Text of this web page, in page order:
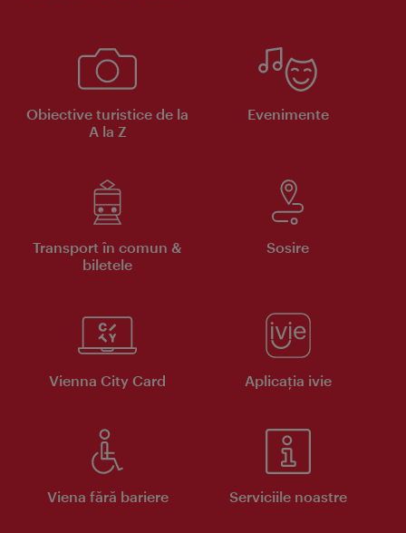
Obiective turistice de la
A la Z
Evenimente
Transport în comun &
biletele
Sosire
Vienna City Card Aplicaţia ivie
Viena fără bariere Serviciile noastre